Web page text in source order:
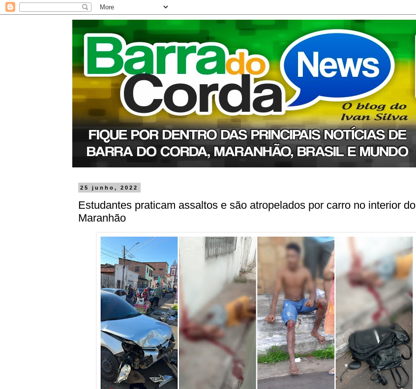
25 junho, 2022
Estudantes praticam assaltos e são atropelados por carro no interior do
Maranhão